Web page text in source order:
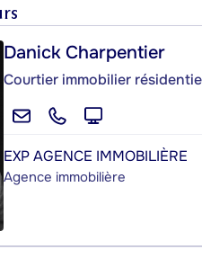
Danick Charpentier
Courtier immobilier
EXP AGENCE IMMOBILIÈRE
Agence immobilière